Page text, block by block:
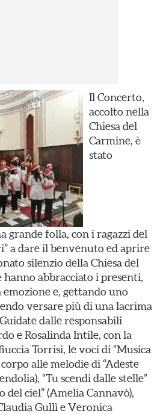
Il Concerto,
accolto nella
Chiesa del
Carmine, è
stato
grande folla, con i ragazzi del
a dare il benvenuto ed aprire
silenzio della Chiesa del
abbracciato i presenti,
e, gettando uno
versare più di una lacrima
dalle responsabili
e Rosalinda Intile, con la
Torrisi, le voci di “Musica
alle melodie di “Adeste
“Tu scendi dalle stelle”
del ciel” (Amelia Cannavò),
Gullì e Veronica